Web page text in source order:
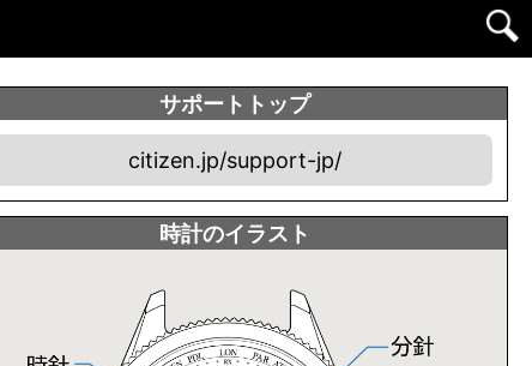
サポートトップ
citizen.jp/support-jp/
時計のイラスト